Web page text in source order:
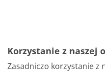
Korzystanie z naszej
Zasadniczo korzystanie z